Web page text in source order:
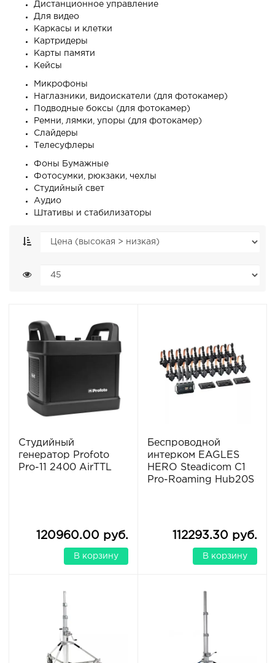
Дистанционное управление
Для видео
Каркасы и клетки
Картридеры
Карты памяти
Кейсы
Микрофоны
Наглазники, видоискатели (для фотокамер)
Подводные боксы (для фотокамер)
Ремни, лямки, упоры (для фотокамер)
Слайдеры
Телесуфлеры
Фоны Бумажные
Фотосумки, рюкзаки, чехлы
Студийный свет
Аудио
Штативы и стабилизаторы
Студийный
генератор Profoto
Pro-11 2400 AirTTL
120960.00 руб.
В корзину
Беспроводной
интерком EAGLES
HERO Steadicom C1
Pro-Roaming Hub20S
112293.30 руб.
В корзину